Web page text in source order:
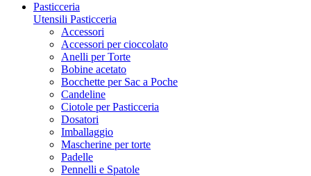
Pasticceria
Utensili Pasticceria
Accessori
Accessori per cioccolato
Anelli per Torte
Bobine acetato
Bocchette per Sac a Poche
Candeline
Ciotole per Pasticceria
Dosatori
Imballaggio
Mascherine per torte
Padelle
Pennelli e Spatole